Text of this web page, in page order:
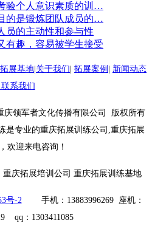
验个人意识素质的训…
的是锻炼团队成员的…
员的主动性和参与性
有趣，容易被学生接受
拓展基地 关于我们 拓展案例
新闻动态
联系我们
庆领军者文化传播有限公司 版权所有
是专业的重庆拓展训练公司,重庆拓展
欢迎来电咨询！
庆拓展培训公司 重庆拓展训练基地
号-2手机：13883996269 座机：
qq：1303411085